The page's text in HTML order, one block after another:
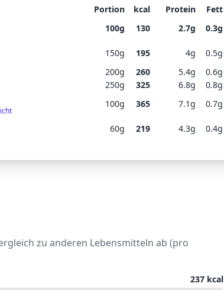
Portion kcal Protein
Fett
100g 130 2.7g 0.3g
150g 195 4g 0.5g
200g 260 5.4g 0.6g
250g 325 6.8g 0.8g
100g 365 7.1g 0.7g
60g 219 4.3g 0.4g
zu anderen Lebensmitteln ab (pro
237 kcal